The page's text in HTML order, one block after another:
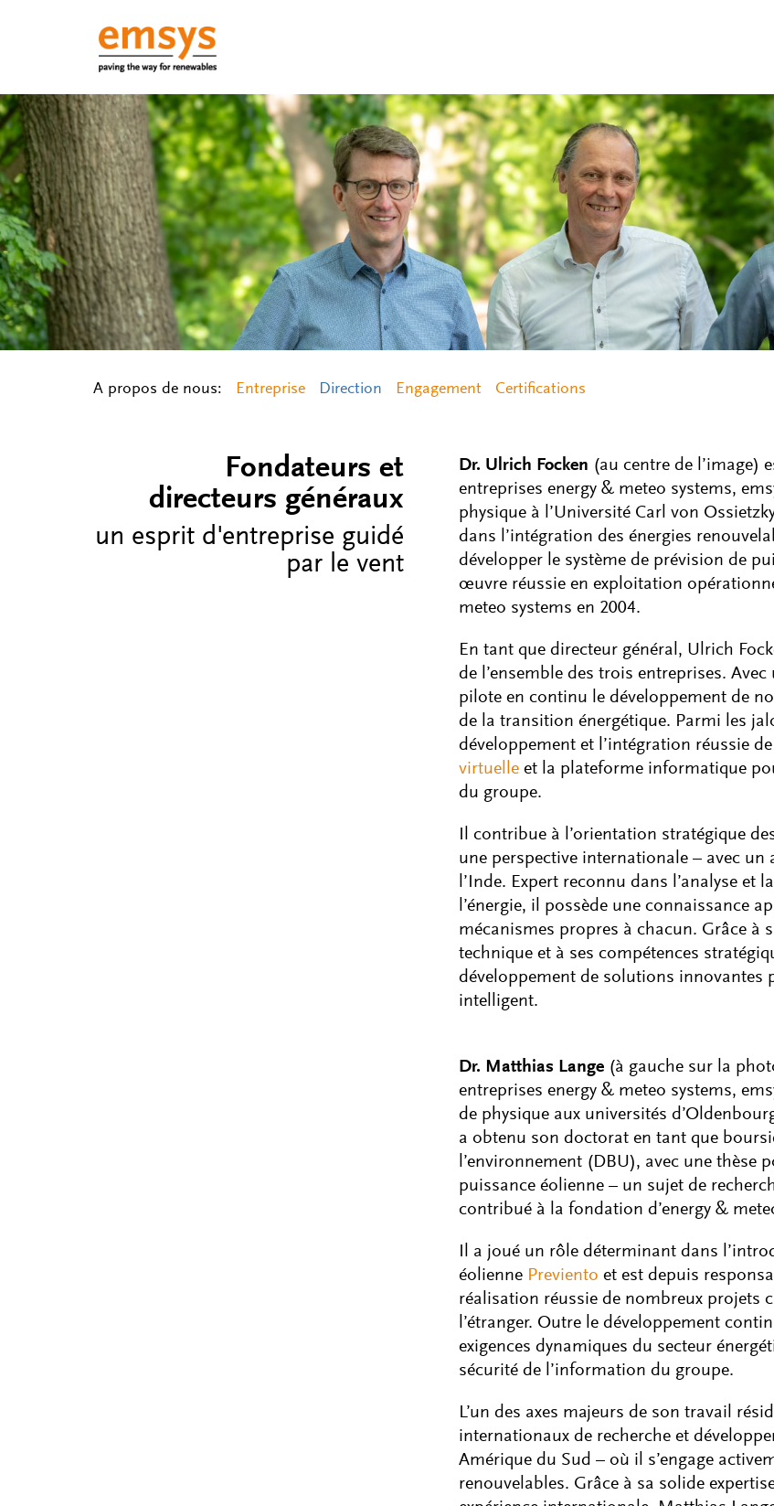
A propos de nous: Entreprise Direction Engagement Certifications
Fondateurs et
directeurs généraux
un esprit d'entreprise guidé
par le vent
Dr. Ulrich Focken (au centre de l’image)
entreprises energy & meteo systems,
physique à l’Université Carl von
dans l’intégration des énergies
développer le système de prévision de
œuvre réussie en exploitation
meteo systems en 2004.
En tant que directeur général, Ulrich
de l’ensemble des trois entreprises.
pilote en continu le développement de
de la transition énergétique. Parmi les
développement et l’intégration réussie
virtuelle et la plateforme informatique
du groupe.
Il contribue à l’orientation stratégique
une perspective internationale – avec
l’Inde. Expert reconnu dans l’analyse
l’énergie, il possède une connaissance
mécanismes propres à chacun. Grâce à
technique et à ses compétences
développement de solutions innovantes
intelligent.
Dr. Matthias Lange (à gauche sur la
entreprises energy & meteo systems,
de physique aux universités
a obtenu son doctorat en tant que
l’environnement (DBU), avec une thèse
puissance éolienne – un sujet de
contribué à la fondation d’energy &
Il a joué un rôle déterminant dans
éolienne Previento et est depuis
réalisation réussie de nombreux projets
l’étranger. Outre le développement
exigences dynamiques du secteur
sécurité de l’information du groupe.
L’un des axes majeurs de son travail
internationaux de recherche et
Amérique du Sud – où il s’engage
renouvelables. Grâce à sa solide